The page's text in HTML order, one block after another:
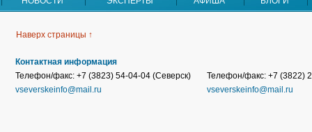
Наверх страницы ↑
Контактная информация
Телефон/факс: +7 (3823) 54-04-04 (Северск)
vseverskeinfo@mail.ru
Телефон/факс: +7 (3822)
vseverskeinfo@mail.ru